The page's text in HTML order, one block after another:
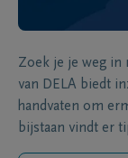
Zoek je je weg in
van DELA biedt
handvaten om
bijstaan vindt er